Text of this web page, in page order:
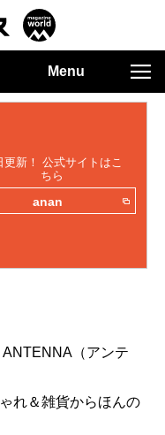
Menu
更新！ 公式サイトはこ
ちら
anan
（アンテ
れ＆雑貨からほんの